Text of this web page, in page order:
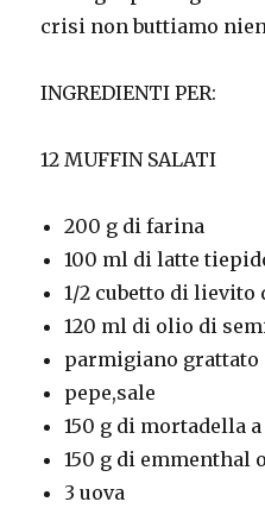
crisi non buttiamo
INGREDIENTI PER:
12 MUFFIN SALATI
200 g di farina
100 ml di latte
1/2 cubetto di lievito
120 ml di olio di
parmigiano grattato
pepe,sale
150 g di mortadella
150 g di emmenthal
3 uova